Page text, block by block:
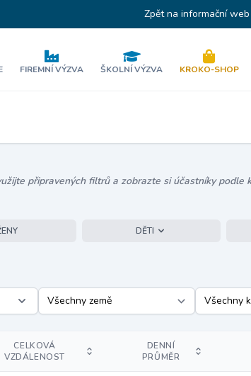
Zpět na informační web
FIREMNÍ VÝZVA ŠKOLNÍ VÝZVA KROKO-SHOP
připravených filtrů a zobrazte si účastníky podle
DĚTI
CELKOVÁ
VZDÁLENOST
DENNÍ
PRŮMĚR